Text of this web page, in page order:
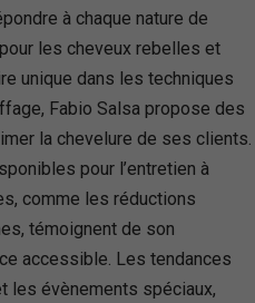
à chaque nature de
les cheveux rebelles et
unique dans les techniques
Fabio Salsa propose des
la chevelure de ses clients.
pour l’entretien à
comme les réductions
témoignent de son
accessible. Les tendances
les évènements spéciaux,